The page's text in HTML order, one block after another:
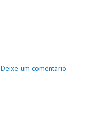
Deixe um comentário